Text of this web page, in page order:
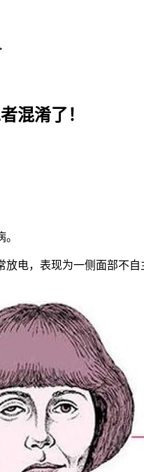
混淆了！
，表现为一侧面部不自